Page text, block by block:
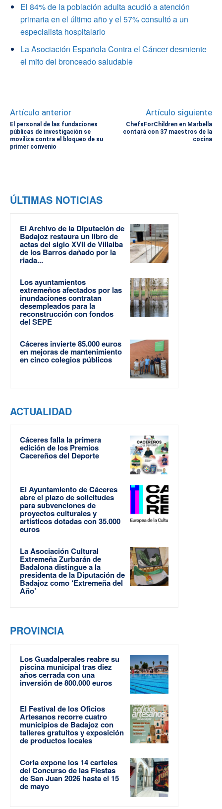
El 84% de la población adulta acudió a atención
primaria en el último año y el 57% consultó a un
especialista hospitalario
La Asociación Española Contra el Cáncer desmiente
el mito del bronceado saludable
Artículo anterior
El personal de las fundaciones
públicas de investigación se
moviliza contra el bloqueo de su
primer convenio
Artículo siguiente
ChefsForChildren en Marbella
contará con 37 maestros de la
cocina
ÚLTIMAS NOTICIAS
El Archivo de la Diputación de
Badajoz restaura un libro de
actas del siglo XVII de Villalba
de los Barros dañado por la
riada...
Los ayuntamientos
extremeños afectados por las
inundaciones contratan
desempleados para la
reconstrucción con fondos
del SEPE
Cáceres invierte 85.000 euros
en mejoras de mantenimiento
en cinco colegios públicos
ACTUALIDAD
Cáceres falla la primera
edición de los Premios
Cacereños del Deporte
El Ayuntamiento de Cáceres
abre el plazo de solicitudes
para subvenciones de
proyectos culturales y
artísticos dotadas con 35.000
euros
La Asociación Cultural
Extremeña Zurbarán de
Badalona distingue a la
presidenta de la Diputación de
Badajoz como ‘Extremeña del
Año’
PROVINCIA
Los Guadalperales reabre su
piscina municipal tras diez
años cerrada con una
inversión de 800.000 euros
El Festival de los Oficios
Artesanos recorre cuatro
municipios de Badajoz con
talleres gratuitos y exposición
de productos locales
Coria expone los 14 carteles
del Concurso de las Fiestas
de San Juan 2026 hasta el 15
de mayo